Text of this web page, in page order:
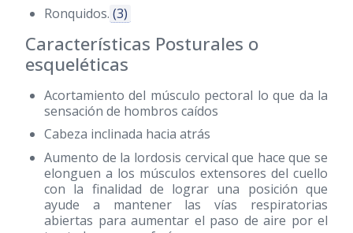
Ronquidos. (3)
Características Posturales o
esqueléticas
Acortamiento del músculo pectoral lo que da la
sensación de hombros caídos
Cabeza inclinada hacia atrás
Aumento de la lordosis cervical que hace que se
elonguen a los músculos extensores del cuello
con la finalidad de lograr una posición que
ayude a mantener las vías respiratorias
abiertas para aumentar el paso de aire por el